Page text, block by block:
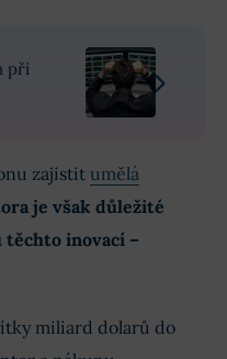
při
zajistit umělá
je však důležité
inovací –
miliard dolarů do